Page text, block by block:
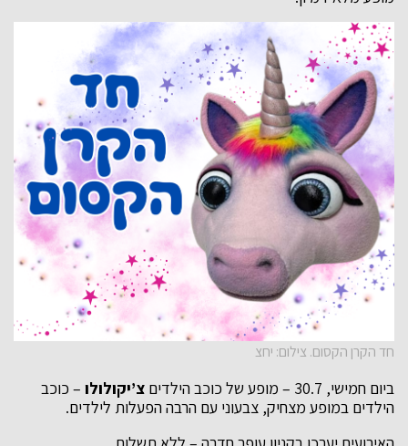
חד הקרן הקסום. צילום: יחצ
ביום חמישי, 30.7 – מופע של כוכב הילדים צ’יקולולו – כוכב
הילדים במופע מצחיק, צבעוני עם הרבה הפעלות לילדים.